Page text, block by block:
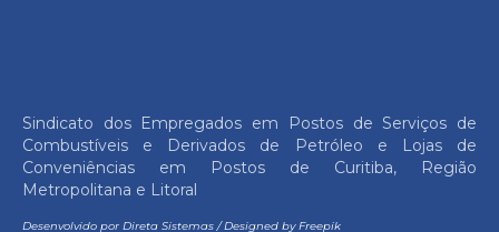
Sindicato dos Empregados em Postos de Serviços de
Combustíveis e Derivados de Petróleo e Lojas de
Conveniências em Postos de Curitiba, Região
Metropolitana e Litoral
Desenvolvido por Direta Sistemas/Designed by Freepik